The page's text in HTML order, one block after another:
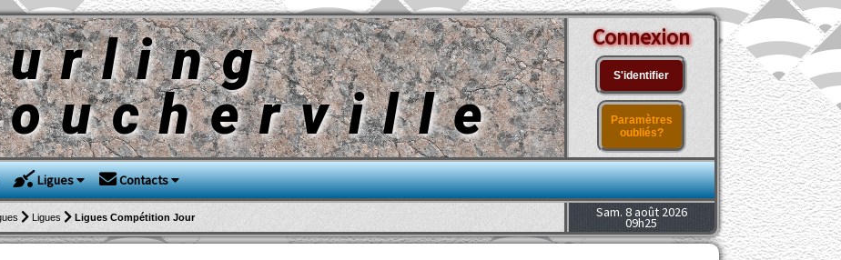
Ligues Contacts
Connexion
S'identifier
Paramètres
oubliés?
Ligues Ligues Compétition Jour Sam. 8 août 2026
09h25